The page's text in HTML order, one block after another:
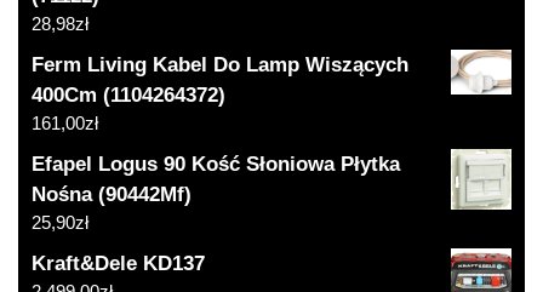
28,98zł
Ferm Living Kabel Do Lamp Wiszących
400Cm (1104264372)
161,00zł
Efapel Logus 90 Kość Słoniowa Płytka
Nośna (90442Mf)
25,90zł
Kraft&Dele KD137